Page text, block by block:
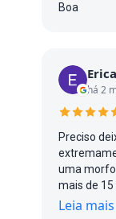
Boa
Erica
há 2
Preciso
uma
mais de
do exame,
Leia mais